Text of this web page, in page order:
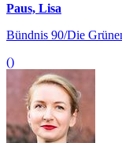
Paus, Lisa
Bündnis 90/Die
()